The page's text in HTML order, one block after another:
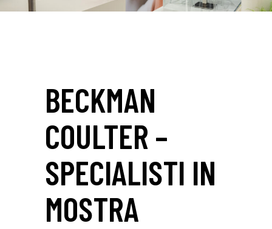
BECKMAN
COULTER –
SPECIALISTI IN
MOSTRA